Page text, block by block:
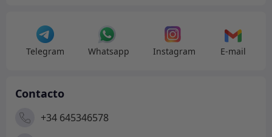
Telegram Whatsapp Instagram E-mail
Contacto
+34 645346578